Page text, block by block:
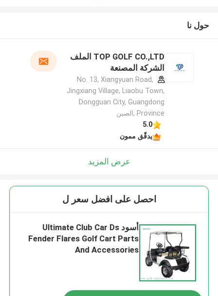
حول نا
TOP GOLF CO.,LTD الملف
الشركة المصنعة
No. 13, Xiangyuan Road,
Jingxiang Village, Liaobu Town,
Dongguan City, Guangdong
Province ,الصين
5.0
يدقّق ممون
عرض المزيد
احصل على افضل سعر ل
أسود Ultimate Club Car Ds
Fender Flares Golf Cart Parts
And Accessories